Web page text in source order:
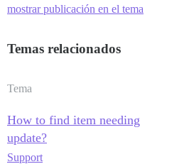
mostrar publicación en el tema
Temas relacionados
Tema
How to find item needing
update?
Support